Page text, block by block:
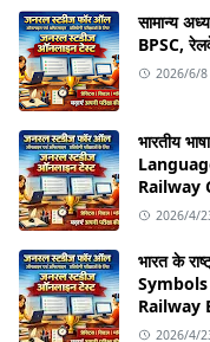
सामान्य
BPSC,
2026/6/8
भारतीय
Railway
2026/4/
भारत के
Symbols
Railway
2026/4/